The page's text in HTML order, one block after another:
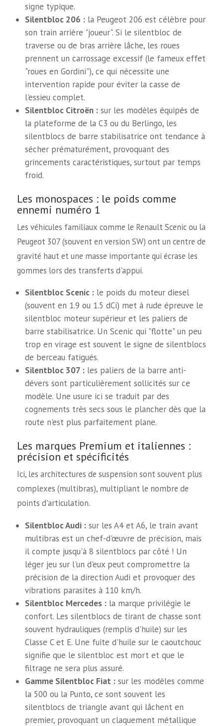
signe typique.
Silentbloc 206 : la Peugeot 206 est célèbre pour
son train arrière "joueur". Si le silentbloc de
traverse ou de bras arrière lâche, les roues
prennent un carrossage excessif (le fameux effet
"roues en Gordini"), ce qui nécessite une
intervention rapide pour éviter la casse de
l'essieu complet.
Silentbloc Citroën : sur les modèles équipés de
la plateforme de la C3 ou du Berlingo, les
silentblocs de barre stabilisatrice ont tendance à
sécher prématurément, provoquant des
grincements caractéristiques, surtout par temps
froid.
Les monospaces : le poids comme
ennemi numéro 1
Les véhicules familiaux comme le Renault Scenic ou la
Peugeot 307 (souvent en version SW) ont un centre de
gravité haut et une masse importante qui écrase les
gommes lors des transferts d'appui.
Silentbloc Scenic : le poids du moteur diesel
(souvent en 1.9 ou 1.5 dCi) met à rude épreuve le
silentbloc moteur supérieur et les paliers de
barre stabilisatrice. Un Scenic qui "flotte" un peu
trop en virage est souvent le signe de silentblocs
de berceau fatigués.
Silentbloc 307 : les paliers de la barre anti-
dévers sont particulièrement sollicités sur ce
modèle. Une usure ici se traduit par des
cognements très secs sous le plancher dès que la
route n'est plus parfaitement plane.
Les marques Premium et italiennes :
précision et spécificités
Ici, les architectures de suspension sont souvent plus
complexes (multibras), multipliant le nombre de
points d'articulation.
Silentbloc Audi : sur les A4 et A6, le train avant
multibras est un chef-d'œuvre de précision, mais
il compte jusqu'à 8 silentblocs par côté ! Un
léger jeu sur l'un d'eux peut compromettre la
précision de la direction Audi et provoquer des
vibrations parasites à 110 km/h.
Silentbloc Mercedes : la marque privilégie le
confort. Les silentblocs de tirant de chasse sont
souvent hydrauliques (remplis d'huile) sur les
Classe C et E. Une fuite d'huile sur le caoutchouc
signifie que le silentbloc est mort et que le
filtrage ne sera plus assuré.
Gamme Silentbloc Fiat : sur les modèles comme
la 500 ou la Punto, ce sont souvent les
silentblocs de triangle avant qui lâchent en
premier, provoquant un claquement métallique